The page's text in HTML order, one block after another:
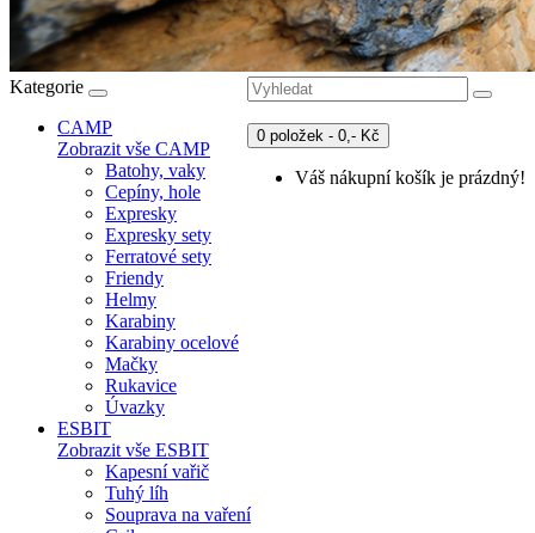
0 položek - 0,- Kč
Váš nákupní košík je prázdný!
Kategorie
CAMP
Zobrazit vše CAMP
Batohy, vaky
Cepíny, hole
Expresky
Expresky sety
Ferratové sety
Friendy
Helmy
Karabiny
Karabiny ocelové
Mačky
Rukavice
Úvazky
ESBIT
Zobrazit vše ESBIT
Kapesní vařič
Tuhý líh
Souprava na vaření